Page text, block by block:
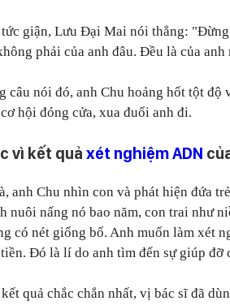
giận, Lưu Đại Mai nói thẳng: "
phải của anh đâu. Đều là của anh
câu nói đó, anh Chu hoảng hốt tột
hội đóng cửa, xua đuổi anh đi.
vì kết quả xét nghiệm ADN
anh Chu nhìn con và phát hiện đứa
nuôi nấng nó bao năm, con trai như
có nét giống bố. Anh muốn làm xét
Đó là lí do anh tìm đến sự giúp đỡ
quả chắc chắn nhất, vị bác sĩ đã